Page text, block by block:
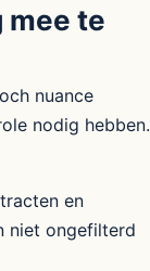
mee te
nuance
nodig hebben.
en
niet ongefilterd